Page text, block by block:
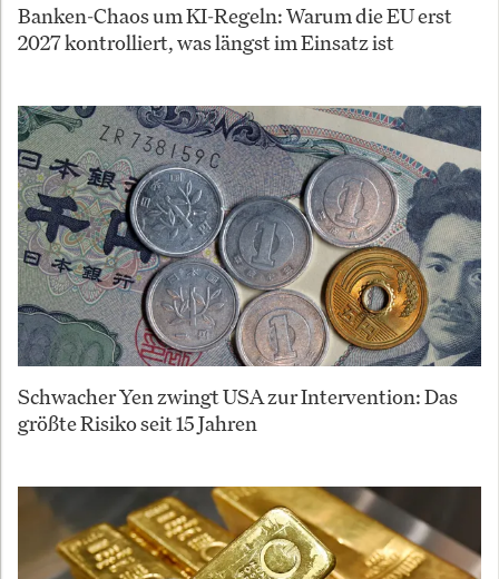
Banken-Chaos um KI-Regeln: Warum die EU erst
2027 kontrolliert, was längst im Einsatz ist
Schwacher Yen zwingt USA zur Intervention: Das
größte Risiko seit 15 Jahren